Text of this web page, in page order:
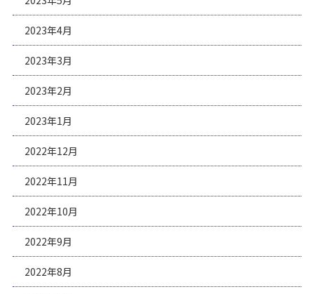
2023年4月
2023年3月
2023年2月
2023年1月
2022年12月
2022年11月
2022年10月
2022年9月
2022年8月